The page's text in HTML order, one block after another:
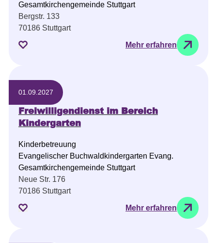
Gesamtkirchengemeinde Stuttgart
Bergstr. 133
70186 Stuttgart
Mehr erfahren
01.09.2027
Freiwilligendienst im Bereich
Kindergarten
Kinderbetreuung
Evangelischer Buchwaldkindergarten Evang.
Gesamtkirchengemeinde Stuttgart
Neue Str. 176
70186 Stuttgart
Mehr erfahren